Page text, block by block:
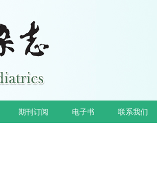
期刊订阅 电子书 联系我们